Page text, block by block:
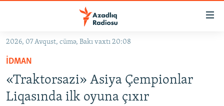
Əsas
qayıt
Əsas
naviqasiyaya
qayıt
#İZAHLA
KORRUPSIOMETR
2026, 07 Avqust, cümə, Bakı vaxtı 20:08
İDMAN
«Traktorsazi» Asiya Çempionlar
Liqasında ilk oyuna çıxır